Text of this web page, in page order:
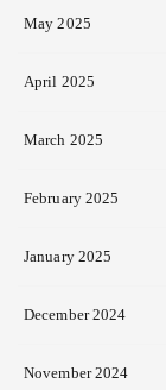
May 2025
April 2025
March 2025
February 2025
January 2025
December 2024
November 2024